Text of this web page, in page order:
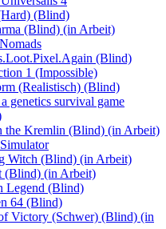
(Blind)
(Blind) (in Arbeit)
(Blind)
1 (Impossible)
(Realistisch) (Blind)
genetics survival game
the Kremlin (Blind) (in Arbeit)
Witch (Blind) (in Arbeit)
(Blind) (in Arbeit)
Legend (Blind)
64 (Blind)
Victory (Schwer) (Blind) (in